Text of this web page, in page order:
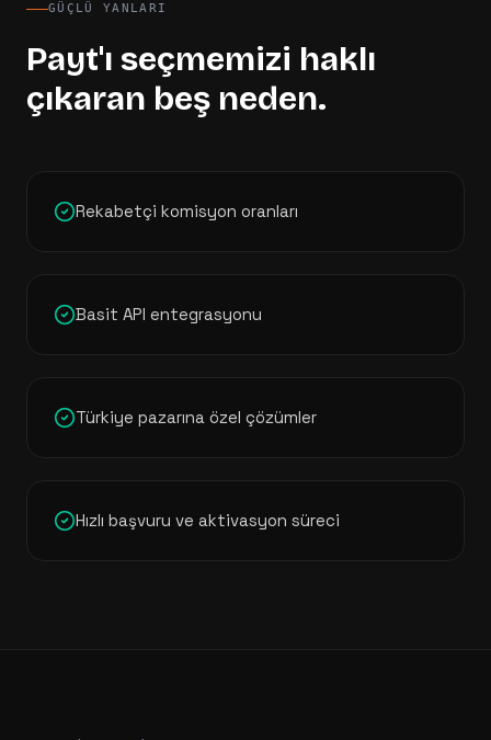
GÜÇLÜ YANLARI
Payt'ı seçmemizi haklı
çıkaran beş neden.
Rekabetçi komisyon oranları
Basit API entegrasyonu
Türkiye pazarına özel çözümler
Hızlı başvuru ve aktivasyon süreci